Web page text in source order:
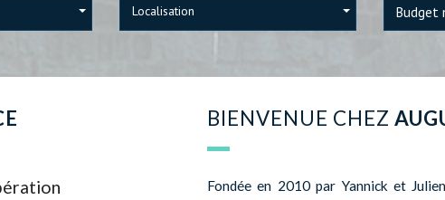
Localisation
BIENVENUE CHEZ
Fondée en 2010 par Yannick et